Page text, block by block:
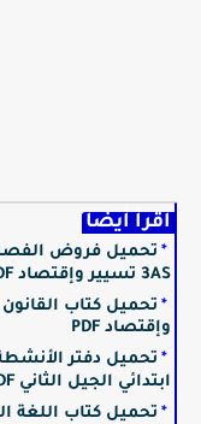
اقرأ أيضا
تحميل فروض الفصل
3AS تسيير وإقتصاد PDF مع التصحيح
تحميل كتاب
وإقتصاد PDF
تحميل دفتر
ابتدائي الجيل الثاني PDF
تحميل كتاب اللغة